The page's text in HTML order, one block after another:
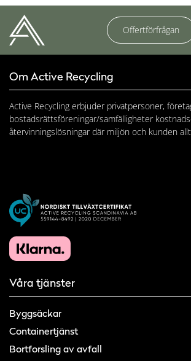
Offertförfrågan
Om Active Recycling
Active Recycling erbjuder privatpersoner,
bostadsrättsföreningar/samfälligheter
återvinningslösningar där miljön och kunden
Våra tjänster
Byggsäckar
Containertjänst
Bortforsling av avfall